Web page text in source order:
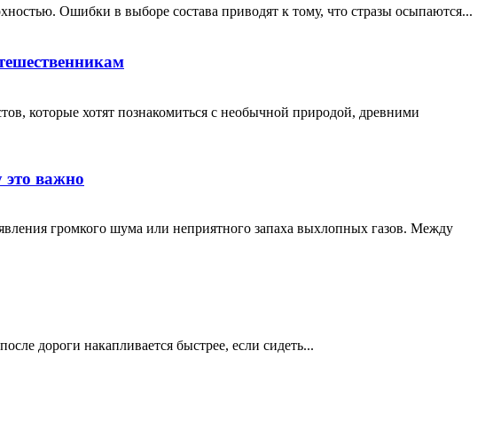
Ошибки в выборе состава приводят к тому, что стразы осыпаются...
которые хотят познакомиться с необычной природой, древними
это важно
громкого шума или неприятного запаха выхлопных газов. Между
дороги накапливается быстрее, если сидеть...